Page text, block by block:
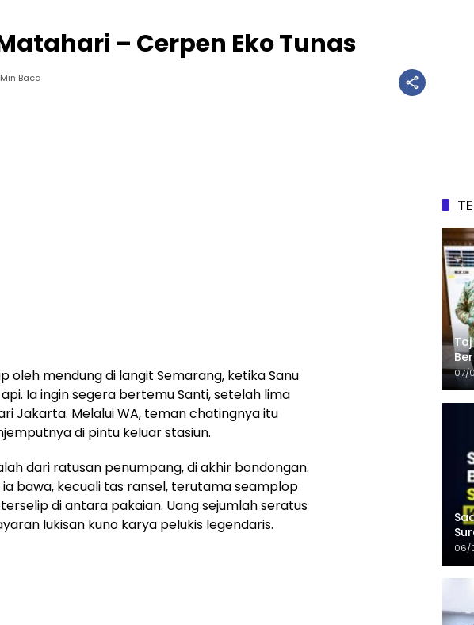
– Cerpen Eko Tunas
Baca
oleh mendung di langit Semarang, ketika Sanu
Ia ingin segera bertemu Santi, setelah lima
Jakarta. Melalui WA, teman chatingnya itu
di pintu keluar stasiun.
dari ratusan penumpang, di akhir bondongan.
bawa, kecuali tas ransel, terutama seamplop
di antara pakaian. Uang sejumlah seratus
lukisan kuno karya pelukis legendaris.
07/
06/